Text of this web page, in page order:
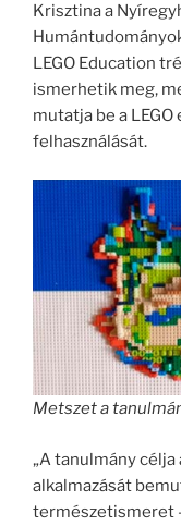
Krisztina a
LEGO Education
ismerhetik meg,
mutatja be a
felhasználását.
Metszet a
„A tanulmány célja
alkalmazását
természetismeret